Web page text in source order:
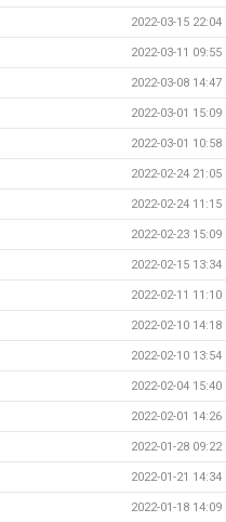
2022-03-15 22:04
2022-03-11 09:55
2022-03-08 14:47
2022-03-01 15:09
2022-03-01 10:58
2022-02-24 21:05
2022-02-24 11:15
2022-02-23 15:09
2022-02-15 13:34
2022-02-11 11:10
2022-02-10 14:18
2022-02-10 13:54
2022-02-04 15:40
2022-02-01 14:26
2022-01-28 09:22
2022-01-21 14:34
2022-01-18 14:09